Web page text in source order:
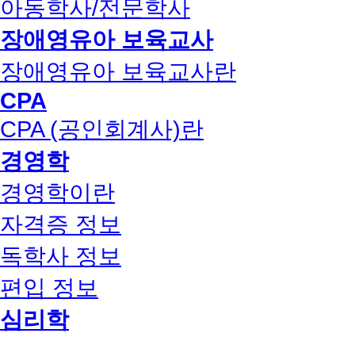
아동학사/전문학사
장애영유아 보육교사
장애영유아 보육교사란
CPA
CPA (공인회계사)란
경영학
경영학이란
자격증 정보
독학사 정보
편입 정보
심리학